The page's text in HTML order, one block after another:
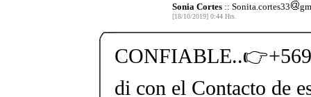
Sonia Cortes:: Sonita.cortes33
[18/10/2019] 0:44 Hrs.
di con el Contacto de